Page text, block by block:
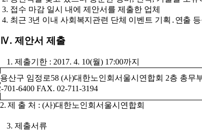
3. 접수 마감 일시 내에 제안서를 제출한 업체
4. 최근 3년 이내 사회복지관련 단체 이벤트 기획 ․ 연출
Ⅳ. 제안서 제출
1. 제출기한 : 2017. 4. 10(월) 17:00까지
산구 임정로58 (사)대한노인회서울시연합회 2층 총무
701-6400 FAX. 02-711-3194
2.제 출 처 : (사)대한노인회서울시연합회
3. 제출서류